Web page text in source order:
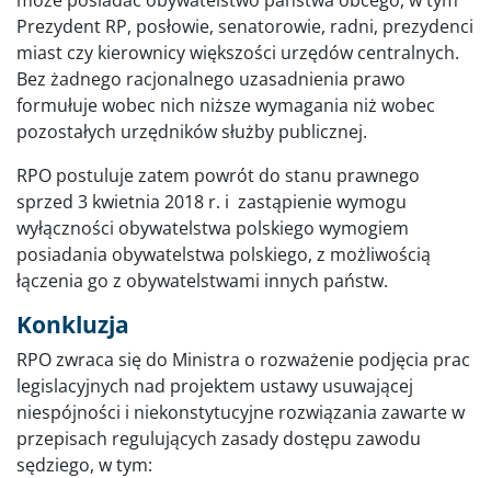
Prezydent RP, posłowie, senatorowie, radni, prezydenci
miast czy kierownicy większości urzędów centralnych.
Bez żadnego racjonalnego uzasadnienia prawo
formułuje wobec nich niższe wymagania niż wobec
pozostałych urzędników służby publicznej.
RPO postuluje zatem powrót do stanu prawnego
sprzed 3 kwietnia 2018 r. i zastąpienie wymogu
wyłączności obywatelstwa polskiego wymogiem
posiadania obywatelstwa polskiego, z możliwością
łączenia go z obywatelstwami innych państw.
Konkluzja
RPO zwraca się do Ministra o rozważenie podjęcia prac
legislacyjnych nad projektem ustawy usuwającej
niespójności i niekonstytucyjne rozwiązania zawarte w
przepisach regulujących zasady dostępu zawodu
sędziego, w tym: